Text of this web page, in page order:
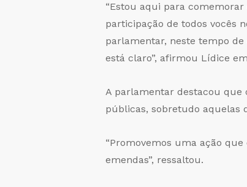
“Estou aqui para
participação de todos vocês
parlamentar, neste tempo
está claro”, afirmou Lídice
A parlamentar destacou que
públicas, sobretudo aquelas
“Promovemos uma ação
emendas”, ressaltou.